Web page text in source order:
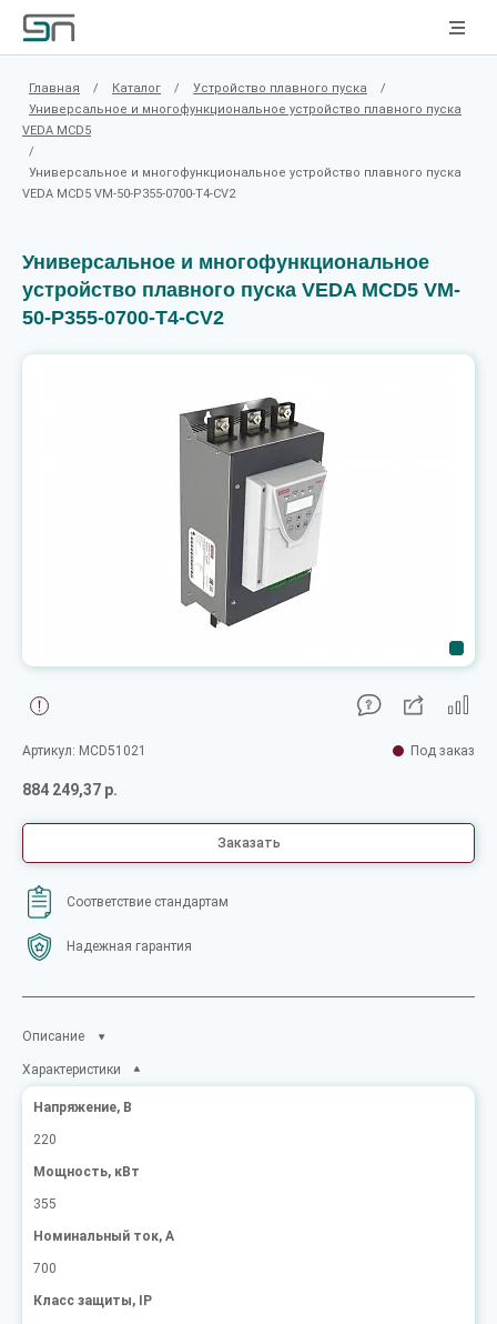
Главная / Каталог / Устройство плавного пуска
/
Универсальное и многофункциональное устройство плавного пуска
VEDA MCD5
/
Универсальное и многофункциональное устройство плавного пуска
VEDA MCD5 VM-50-P355-0700-T4-CV2
Универсальное и многофункциональное
устройство плавного пуска VEDA MCD5 VM-
50-P355-0700-T4-CV2
Артикул: MCD51021 Под заказ
884 249,37 р.
Заказать
Соответствие стандартам
Надежная гарантия
Описание
Характеристики
Напряжение, В
220
Мощность, кВт
355
Номинальный ток, А
700
Класс защиты, IP